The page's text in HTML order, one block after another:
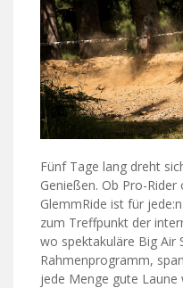
Fünf Tage lang dreht
Genießen. Ob Pro-
GlemmRide ist für
zum Treffpunkt der
wo spektakuläre Big Air
Rahmenprogramm,
jede Menge gute Laune